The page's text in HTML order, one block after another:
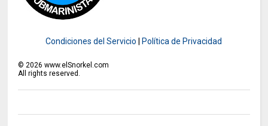
Condiciones del Servicio Política de Privacidad
© 2026 www.elSnorkel.com
All rights reserved.